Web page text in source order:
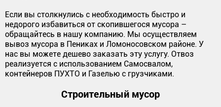
Если вы столкнулись с необходимость быстро и
недорого избавиться от скопившегося мусора –
обращайтесь в нашу компанию. Мы осуществляем
вывоз мусора в Пениках и Ломоносовском районе. У
нас вы можете дешево заказать эту услугу. Отвоз
реализуется с использованием Самосвалом,
контейнеров ПУХТО и Газелью с грузчиками.
Строительный мусор